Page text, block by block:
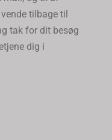
tilbage til
tak for dit besøg
dig i